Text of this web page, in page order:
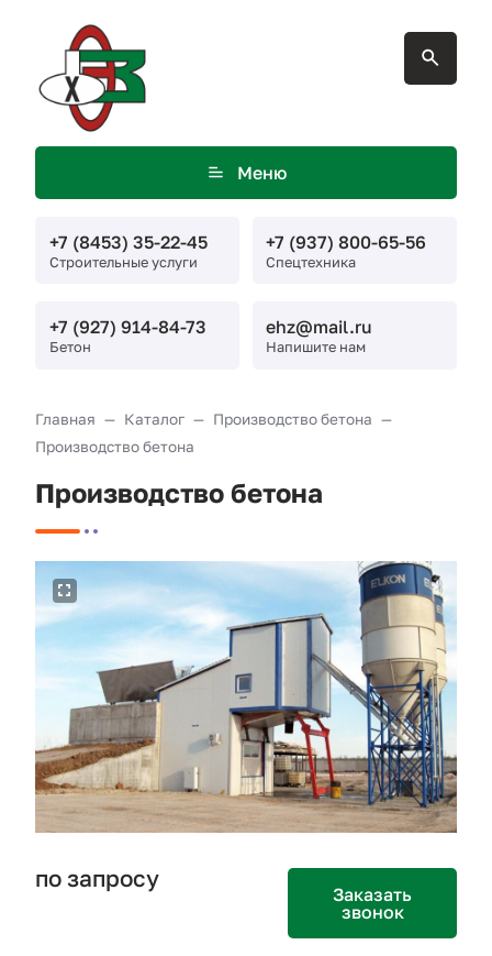
Меню
+7 (8453) 35-22-45
Строительные услуги
+7 (937) 800-65-56
Спецтехника
+7 (927) 914-84-73
Бетон
ehz@mail.ru
Напишите нам
Главная Каталог
Производство бетона
Производство бетона
Производство бетона
по запросу
Заказать
звонок